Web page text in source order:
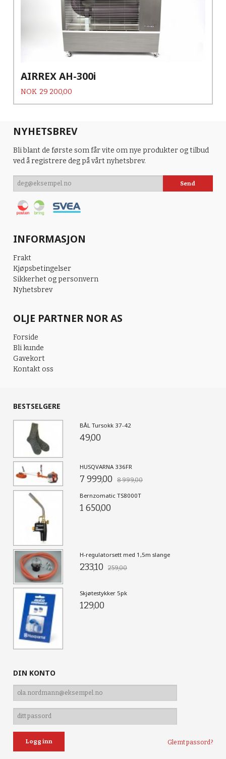
AIRREX AH-300i
Pris
NOK 29 200,00
NYHETSBREV
Bli blant de første som får vite om nye produkter og tilbud
ved å registrere deg på vårt nyhetsbrev.
INFORMASJON
Frakt
Kjøpsbetingelser
Sikkerhet og personvern
Nyhetsbrev
OLJE PARTNER NOR AS
Forside
Bli kunde
Gavekort
Kontakt oss
BESTSELGERE
BÅL Tursokk 37-42
49,00
HUSQVARNA 336FR
7 999,00 8 999,00
Bernzomatic TS8000T
1 650,00
H-regulatorsett med 1,5m slange
233,10 259,00
Skjøtestykker 5pk
129,00
DIN KONTO
Glemt passord?